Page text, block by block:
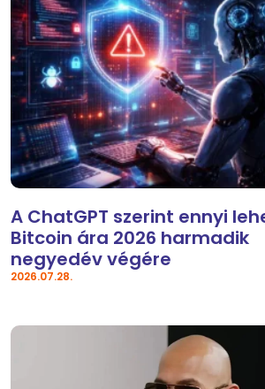
A ChatGPT szerint ennyi
Bitcoin ára 2026 harmadik
negyedév végére
2026.07.28.